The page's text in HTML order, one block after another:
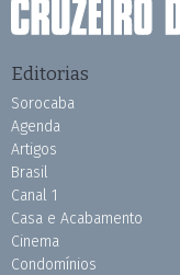
Editorias
Sorocaba
Agenda
Artigos
Brasil
Canal 1
Casa e Acabamento
Cinema
Condomínios